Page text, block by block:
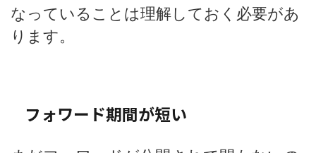
なっていることは理解しておく必要があ
ります。
フォワード期間が短い